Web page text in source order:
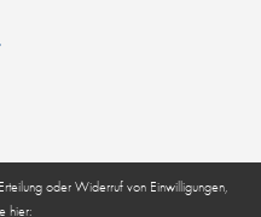
oder Widerruf von Einwilligungen,
hier: